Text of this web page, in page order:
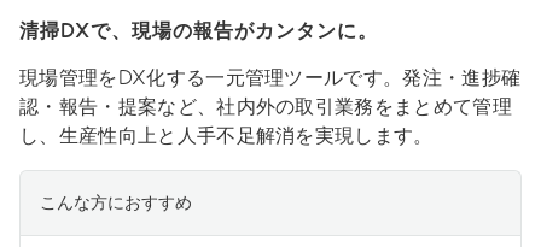
清掃DXで、現場の報告がカンタンに。
現場管理をDX化する一元管理ツールです。発注・進捗確
認・報告・提案など、社内外の取引業務をまとめて管理
し、生産性向上と人手不足解消を実現します。
こんな方におすすめ